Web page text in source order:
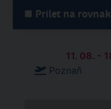
Prílet na
11. 08. -
Poznaň